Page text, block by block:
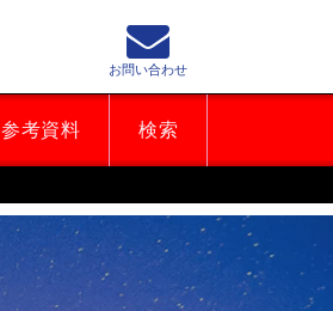
参考資料 検索
お問い合わせ